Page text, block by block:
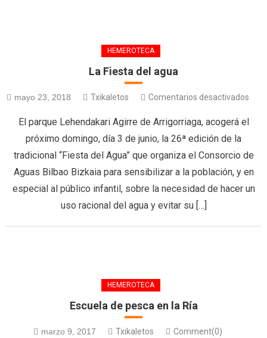
HEMEROTECA
La Fiesta del agua
mayo 23, 2018 Txikaletos Comentarios desactivados
El parque Lehendakari Agirre de Arrigorriaga, acogerá el
próximo domingo, día 3 de junio, la 26ª edición de la
tradicional “Fiesta del Agua” que organiza el Consorcio de
Aguas Bilbao Bizkaia para sensibilizar a la población, y en
especial al público infantil, sobre la necesidad de hacer un
uso racional del agua y evitar su […]
HEMEROTECA
Escuela de pesca en la Ría
marzo 9, 2017 Txikaletos Comment(0)